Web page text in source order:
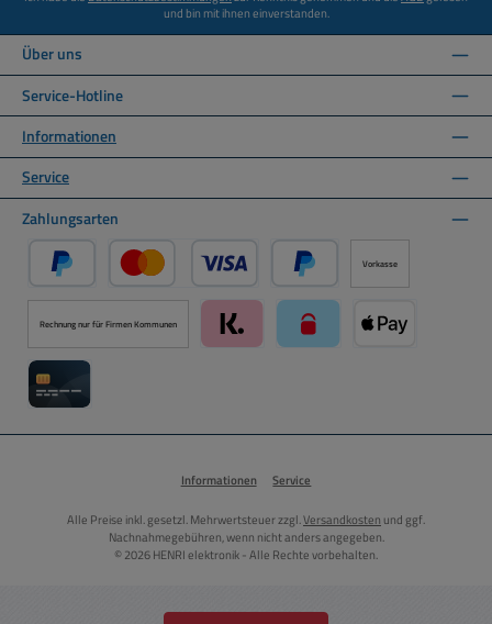
und bin mit ihnen einverstanden.
Über uns
Service-Hotline
Informationen
Service
Zahlungsarten
PayPal Kredit- oder Debitkarte über PayPal
Später Bezahlen über PayPal
Vorkasse
Rechnung nur für Firmen Kommunen
Informationen Service
Alle Preise inkl. gesetzl. Mehrwertsteuer zzgl.Versandkosten und ggf.
Nachnahmegebühren, wenn nicht anders angegeben.
© 2026 HENRI elektronik - Alle Rechte vorbehalten.